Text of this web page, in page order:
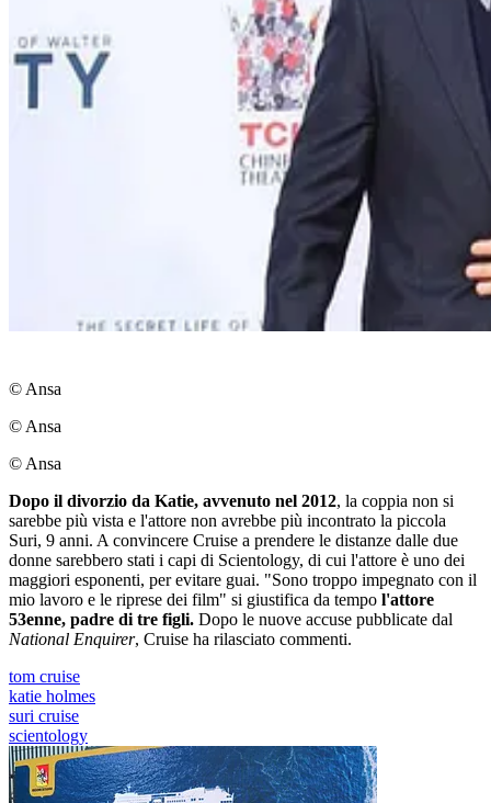
© Ansa
© Ansa
© Ansa
Dopo il divorzio da Katie, avvenuto nel 2012, la coppia non si
sarebbe più vista e l'attore non avrebbe più incontrato la piccola
Suri, 9 anni. A convincere Cruise a prendere le distanze dalle due
donne sarebbero stati i capi di Scientology, di cui l'attore è uno dei
maggiori esponenti, per evitare guai. "Sono troppo impegnato con il
mio lavoro e le riprese dei film" si giustifica da tempo l'attore
53enne, padre di tre figli. Dopo le nuove accuse pubblicate dal
National Enquirer, Cruise ha rilasciato commenti.
tom cruise
katie holmes
suri cruise
scientology